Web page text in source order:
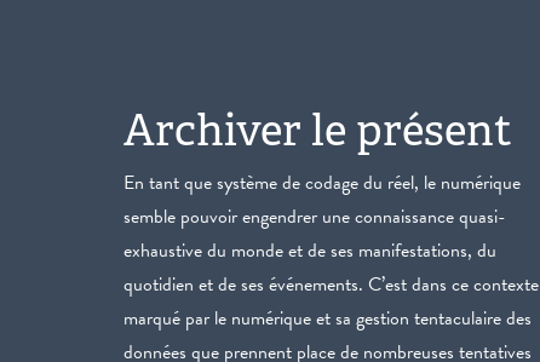
Archiver le présent
En tant que système de codage du réel, le numérique
semble pouvoir engendrer une connaissance quasi-
exhaustive du monde et de ses manifestations, du
quotidien et de ses événements. C’est dans ce contexte
marqué par le numérique et sa gestion tentaculaire des
données que prennent place de nombreuses tentatives